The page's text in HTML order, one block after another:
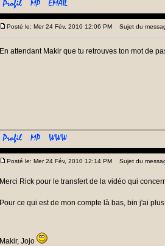
Posté le: Mer 24 Fév, 2010 12:06 PM Sujet du
En attendant Makir que tu retrouves ton mot de
Posté le: Mer 24 Fév, 2010 12:14 PM Sujet du
Merci Rick pour le transfert de la vidéo qui
Pour ce qui est de mon compte là bas, bin j'ai
Makir, Jojo